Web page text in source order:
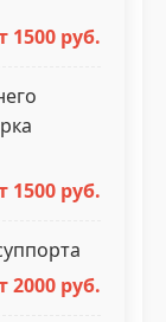
1500 руб.
1500 руб.
2000 руб.